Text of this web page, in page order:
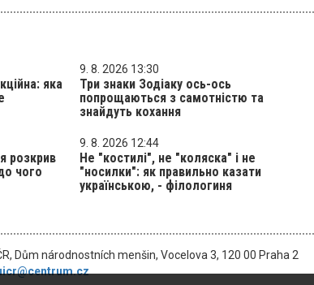
яка
9. 8. 2026 13:30
Три знаки Зодіаку ось-ось
попрощаються з самотністю та
знайдуть кохання
розкрив
чого
9. 8. 2026 12:44
Не "костилі", не "коляска" і не
"носилки": як правильно казати
українською, - філологиня
Dům národnostních menšin, Vocelova 3, 120 00 Praha 2